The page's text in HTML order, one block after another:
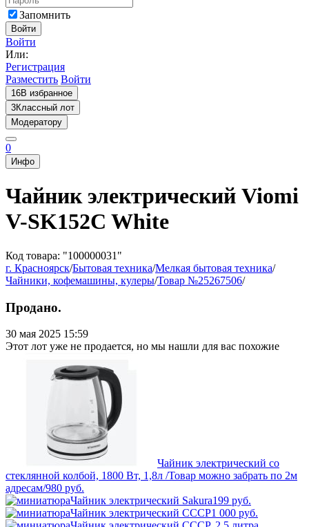
Запомнить
Войти
Войти
Или:
Регистрация
Разместить Войти
16В избранное
3Классный лот
Модератору
0
Инфо
Чайник электрический Viomi
V-SK152C White
Код товара: "100000031"
г. Красноярск/Бытовая техника/Мелкая бытовая техника/
Чайники, кофемашины, кулеры/Товар №25267506/
Продано.
30 мая 2025 15:59
Этот лот уже не продается, но мы нашли для вас похожие
Чайник электрический со
стеклянной колбой, 1800 Вт, 1,8л /Товар можно забрать по 2м
адресам/980 руб.
Чайник электрический Sakura199 руб.
Чайник электрический СССР1 000 руб.